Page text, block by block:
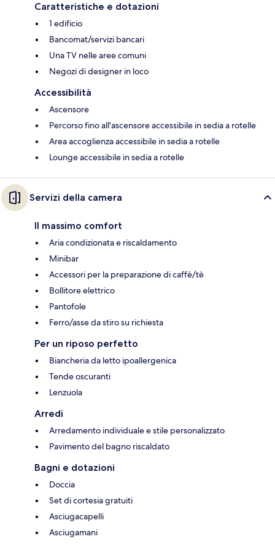
Caratteristiche e dotazioni
1 edificio
Bancomat/servizi bancari
Una TV nelle aree comuni
Negozi di designer in loco
Accessibilità
Ascensore
Percorso fino all'ascensore accessibile in sedia a rotelle
Area accoglienza accessibile in sedia a rotelle
Lounge accessibile in sedia a rotelle
Servizi della camera
Il massimo comfort
Aria condizionata e riscaldamento
Minibar
Accessori per la preparazione di caffè/tè
Bollitore elettrico
Pantofole
Ferro/asse da stiro su richiesta
Per un riposo perfetto
Biancheria da letto ipoallergenica
Tende oscuranti
Lenzuola
Arredi
Arredamento individuale e stile personalizzato
Pavimento del bagno riscaldato
Bagni e dotazioni
Doccia
Set di cortesia gratuiti
Asciugacapelli
Asciugamani